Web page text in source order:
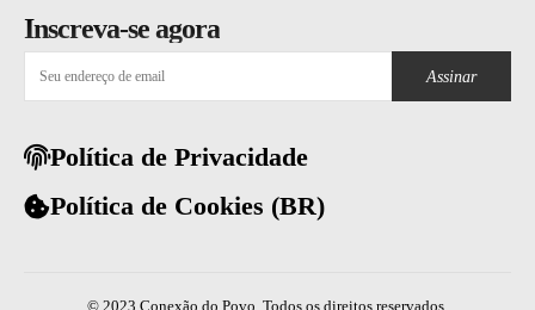
Inscreva-se agora
Assinar
Política de Privacidade
Política de Cookies (BR)
© 2023 Conexão do Povo. Todos os direitos reservados.